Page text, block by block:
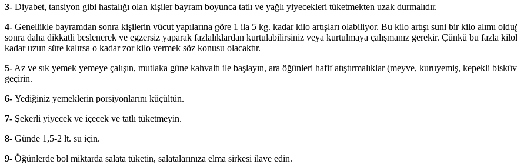
3- Diyabet, tansiyon gibi hastalığı olan kişiler bayram boyunca tatlı ve yağlı yiyecekleri tüketmekten uzak durmalıdır.
4- Genellikle bayramdan sonra kişilerin vücut yapılarına göre 1 ila 5 kg. kadar kilo artışları olabiliyor. Bu kilo artışı suni bir kilo alımı
sonra daha dikkatli beslenerek ve egzersiz yaparak fazlalıklardan kurtulabilirsiniz veya kurtulmaya çalışmanız gerekir. Çünkü bu fazla
kadar uzun süre kalırsa o kadar zor kilo vermek söz konusu olacaktır.
5- Az ve sık yemek yemeye çalışın, mutlaka güne kahvaltı ile başlayın, ara öğünleri hafif atıştırmalıklar (meyve, kuruyemiş, kepekli
geçirin.
6- Yediğiniz yemeklerin porsiyonlarını küçültün.
7- Şekerli yiyecek ve içecek ve tatlı tüketmeyin.
8- Günde 1,5-2 lt. su için.
9- Öğünlerde bol miktarda salata tüketin, salatalarınıza elma sirkesi ilave edin.